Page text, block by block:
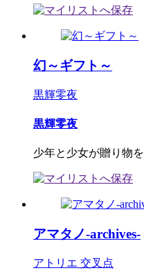
幻～ギフト～
黒輝零夜
黒輝零夜
少年と少女が贈り物
アマタノ-archives-
アトリエ 交叉点